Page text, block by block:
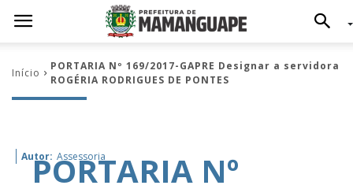
Início
PORTARIA Nº 169/2017-GAPRE Designar a servidora
ROGÉRIA RODRIGUES DE PONTES
Autor: Assessoria
PORTARIA Nº